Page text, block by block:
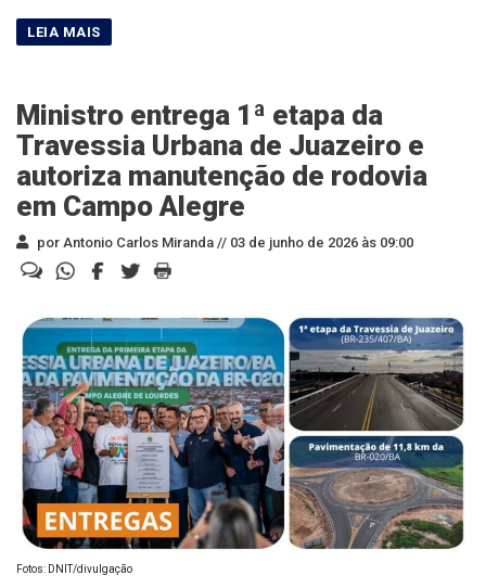
Ministro entrega 1ª etapa da
Travessia Urbana de Juazeiro e
autoriza manutenção de rodovia
em Campo Alegre
por Antonio Carlos Miranda // 03 de junho de 2026 às 09:00
Fotos: DNIT/divulgação